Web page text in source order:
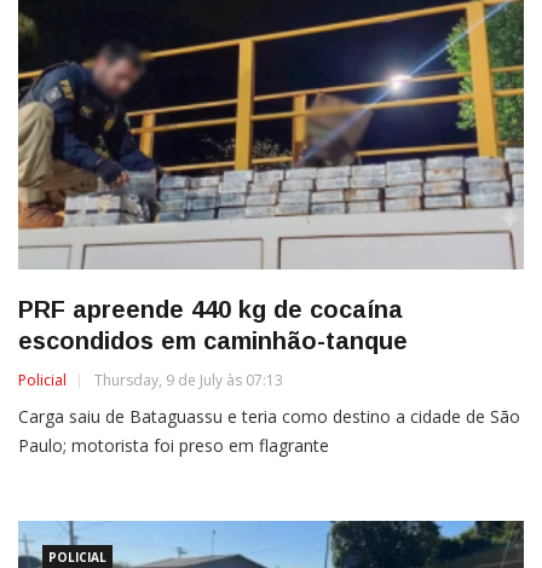
PRF apreende 440 kg de cocaína
escondidos em caminhão-tanque
Policial Thursday, 9 de July às 07:13
Carga saiu de Bataguassu e teria como destino a cidade de São
Paulo; motorista foi preso em flagrante
POLICIAL